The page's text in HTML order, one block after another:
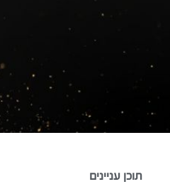
תוכן עניינים